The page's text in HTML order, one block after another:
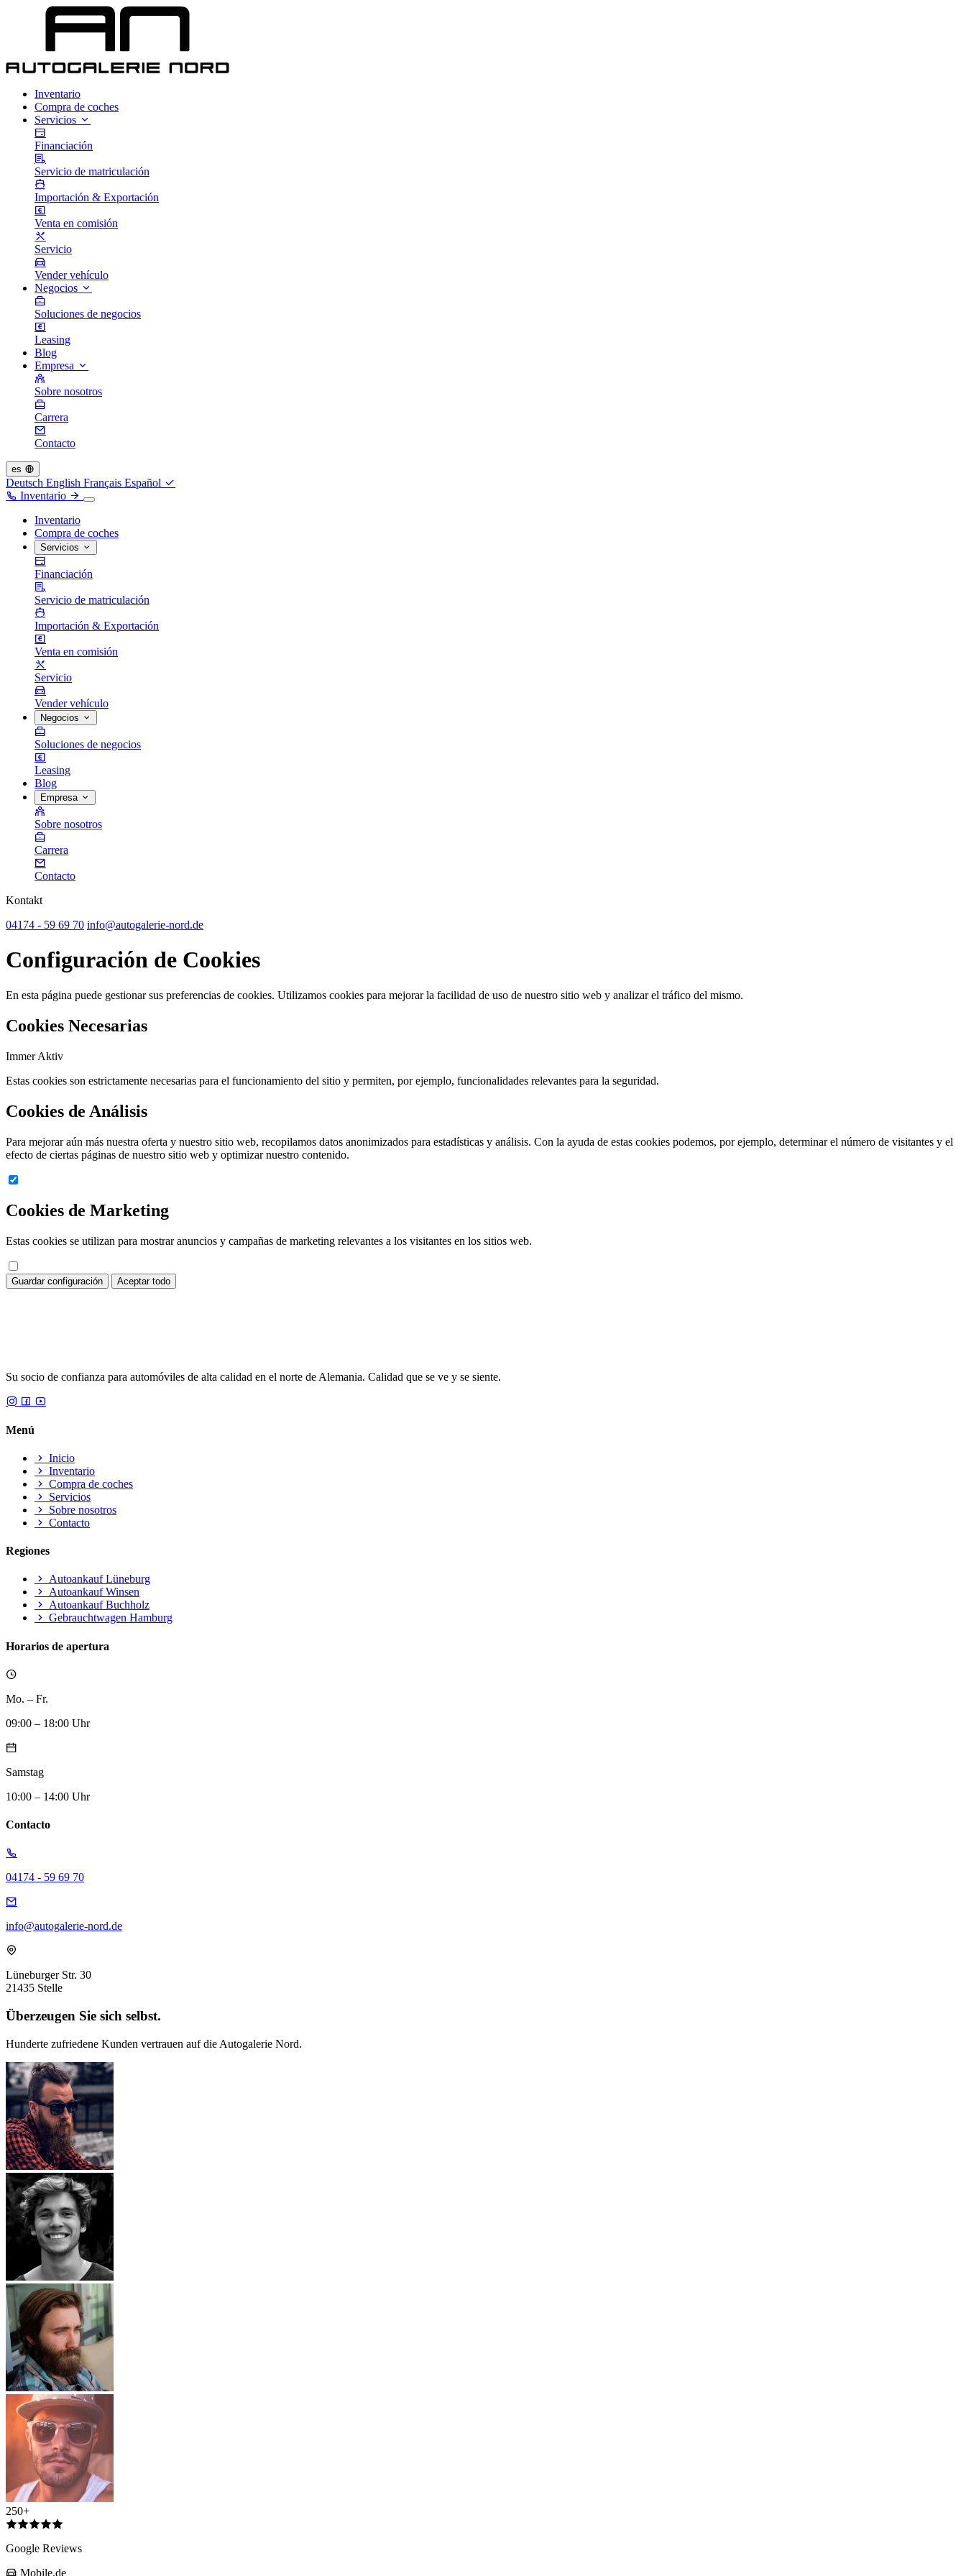
Inventario
Compra de coches
Servicios
Financiación
Servicio de matriculación
Importación & Exportación
Venta en comisión
Servicio
Vender vehículo
Negocios
Soluciones de negocios
Leasing
Blog
Empresa
Sobre nosotros
Carrera
Contacto
es
Deutsch English Français Español
Inventario
Inventario
Compra de coches
Servicios
Financiación
Servicio de matriculación
Importación & Exportación
Venta en comisión
Servicio
Vender vehículo
Negocios
Soluciones de negocios
Leasing
Blog
Empresa
Sobre nosotros
Carrera
Contacto
Kontakt
04174 - 59 69 70 info@autogalerie-nord.de
Configuración de Cookies
En esta página puede gestionar sus preferencias de cookies. Utilizamos cookies para mejorar la facilidad de uso de nuestro sitio web y analizar el tráfico del mismo.
Cookies Necesarias
Immer Aktiv
Estas cookies son estrictamente necesarias para el funcionamiento del sitio y permiten, por ejemplo, funcionalidades relevantes para la seguridad.
Cookies de Análisis
Para mejorar aún más nuestra oferta y nuestro sitio web, recopilamos datos anonimizados para estadísticas y análisis. Con la ayuda de estas cookies podemos, por ejemplo, determinar el número de visitantes y el
efecto de ciertas páginas de nuestro sitio web y optimizar nuestro contenido.
Cookies de Marketing
Estas cookies se utilizan para mostrar anuncios y campañas de marketing relevantes a los visitantes en los sitios web.
Guardar configuración Aceptar todo
Su socio de confianza para automóviles de alta calidad en el norte de Alemania. Calidad que se ve y se siente.
Menú
Inicio
Inventario
Compra de coches
Servicios
Sobre nosotros
Contacto
Regiones
Autoankauf Lüneburg
Autoankauf Winsen
Autoankauf Buchholz
Gebrauchtwagen Hamburg
Horarios de apertura
Mo. – Fr.
09:00 – 18:00 Uhr
Samstag
10:00 – 14:00 Uhr
Contacto
04174 - 59 69 70
info@autogalerie-nord.de
Lüneburger Str. 30
21435 Stelle
Überzeugen Sie sich selbst.
Hunderte zufriedene Kunden vertrauen auf die Autogalerie Nord.
250+
Google Reviews
Mobile.de